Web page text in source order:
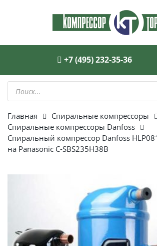
+7 (495) 232-35-36
Поиск
товаров
Главная
Спиральные компрессоры
Спиральные компрессоры Danfoss
Спиральный компрессор Danfoss
на Panasonic C-SBS235H38B